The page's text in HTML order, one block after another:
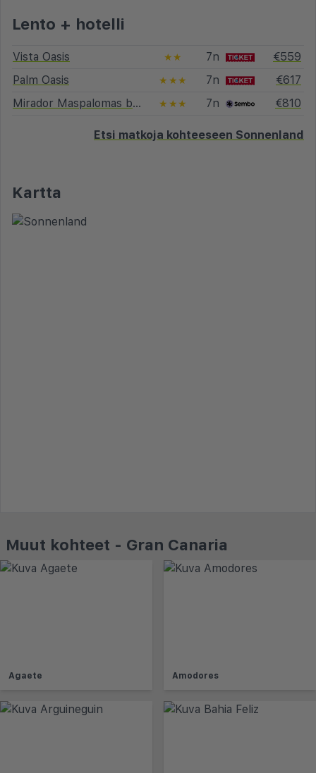
Lento + hotelli
Vista Oasis ★★ 7n
€559
Palm Oasis
★★★ 7n
€617
Mirador Maspalomas by Dunas
★★★ 7n €810
Etsi matkoja kohteeseen Sonnenland
Kartta
Muut kohteet - Gran Canaria
Agaete Amodores